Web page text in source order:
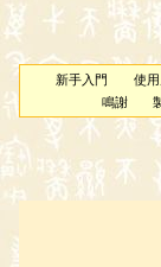
新手入門 使
鳴謝